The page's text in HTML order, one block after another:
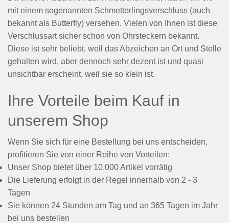
mit einem sogenannten Schmetterlingsverschluss (auch
bekannt als Butterfly) versehen. Vielen von Ihnen ist diese
Verschlussart sicher schon von Ohrsteckern bekannt.
Diese ist sehr beliebt, weil das Abzeichen an Ort und Stelle
gehalten wird, aber dennoch sehr dezent ist und quasi
unsichtbar erscheint, weil sie so klein ist.
Ihre Vorteile beim Kauf in
unserem Shop
Wenn Sie sich für eine Bestellung bei uns entscheiden,
profitieren Sie von einer Reihe von Vorteilen:
Unser Shop bietet über 10.000 Artikel vorrätig
Die Lieferung erfolgt in der Regel innerhalb von 2 - 3
Tagen
Sie können 24 Stunden am Tag und an 365 Tagen im Jahr
bei uns bestellen